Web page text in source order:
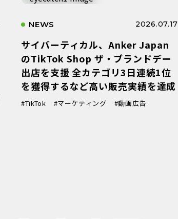
NEWS 2026.07.17
サイバーティカル、Anker Japan
のTikTok Shop ザ・ブランドデー
出店を支援 全カテゴリ3日連続1位
を獲得するなど高い販売実績を達成
#TikTok #マーケティング #動画広告